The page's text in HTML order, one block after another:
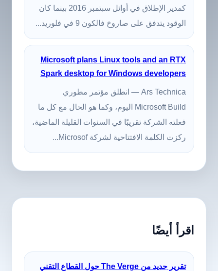
كمدير الإطلاق في أوائل سبتمبر 2016 بينما كان
الوقود يتدفق على صاروخ فالكون 9 في فلوريد...
Microsoft plans Linux tools and an RTX
Spark desktop for Windows developers
Ars Technica — انطلق مؤتمر مطوري
Microsoft Build اليوم، وكما هو الحال مع كل ما
فعلته الشركة تقريبًا في السنوات القليلة الماضية،
ركزت الكلمة الافتتاحية لشركة Microsof...
اقرأ أيضًا
تقرير جديد من The Verge حول القطاع التقني